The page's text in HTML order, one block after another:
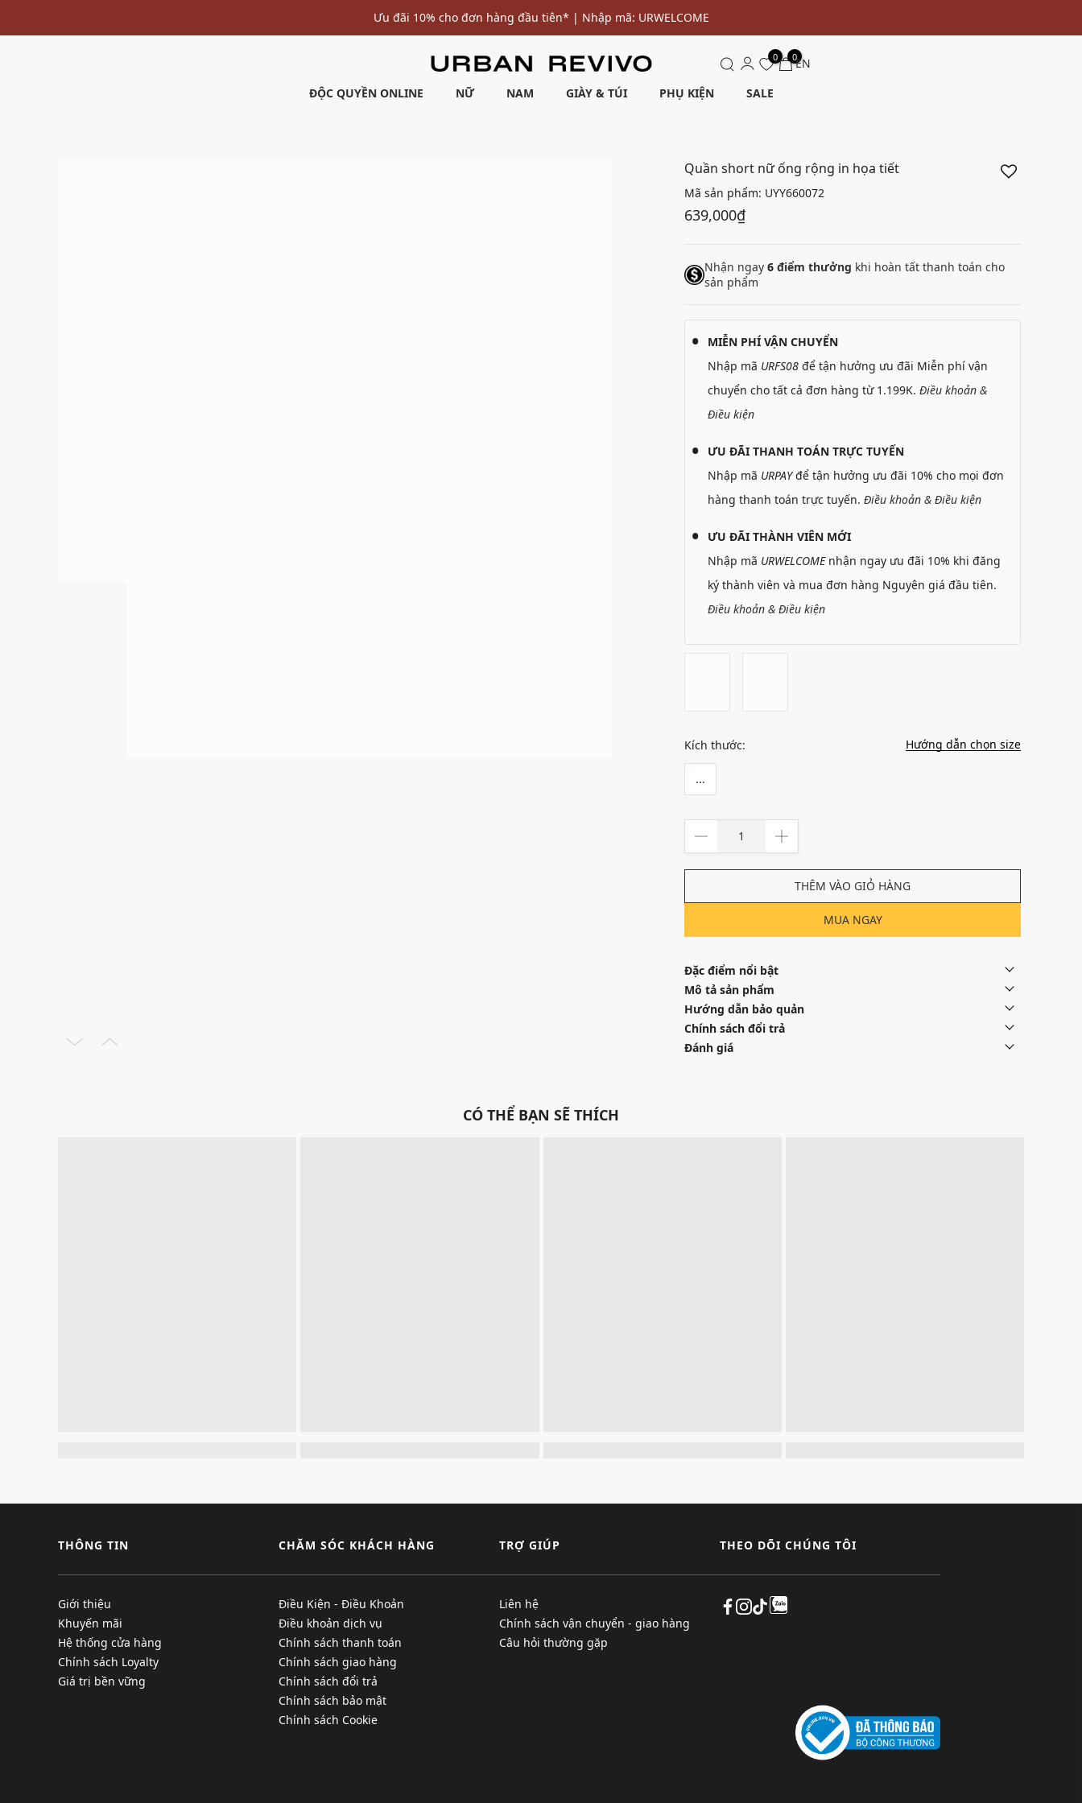
Ưu đãi 10% cho đơn hàng đầu tiên* | Nhập mã: URWELCOME
ĐỘC QUYỀN ONLINE NỮ NAM GIÀY & TÚI PHỤ KIỆN SALE
0 0EN
Quần short nữ ống rộng in họa tiết
Mã sản phẩm: UYY660072
639,000₫
Nhận ngay 6 điểm thưởng khi hoàn tất thanh toán cho
sản phẩm
MIỄN PHÍ VẬN CHUYỂN
Nhập mã URFS08 để tận hưởng ưu đãi Miễn phí vận
chuyển cho tất cả đơn hàng từ 1.199K. Điều khoản &
Điều kiện
ƯU ĐÃI THANH TOÁN TRỰC TUYẾN
Nhập mã URPAYđể tận hưởng ưu đãi 10% cho mọi đơn
hàng thanh toán trực tuyến. Điều khoản & Điều kiện
ƯU ĐÃI THÀNH VIÊN MỚI
Nhập mã URWELCOMEnhận ngay ưu đãi 10% khi đăng
ký thành viên và mua đơn hàng Nguyên giá đầu tiên.
Điều khoản & Điều kiện
Kích thước: Hướng dẫn chọn size
...
THÊM VÀO GIỎ HÀNG
MUA NGAY
Đặc điểm nổi bật
Mô tả sản phẩm
Hướng dẫn bảo quản
Chính sách đổi trả
Đánh giá
CÓ THỂ BẠN SẼ THÍCH
THÔNG TIN
Giới thiệu
Khuyến mãi
Hệ thống cửa hàng
Chính sách Loyalty
Giá trị bền vững
CHĂM SÓC KHÁCH HÀNG
Điều Kiện - Điều Khoản
Điều khoản dịch vụ
Chính sách thanh toán
Chính sách giao hàng
Chính sách đổi trả
Chính sách bảo mật
Chính sách Cookie
TRỢ GIÚP
Liên hệ
Chính sách vận chuyển - giao hàng
Câu hỏi thường gặp
THEO DÕI CHÚNG TÔI